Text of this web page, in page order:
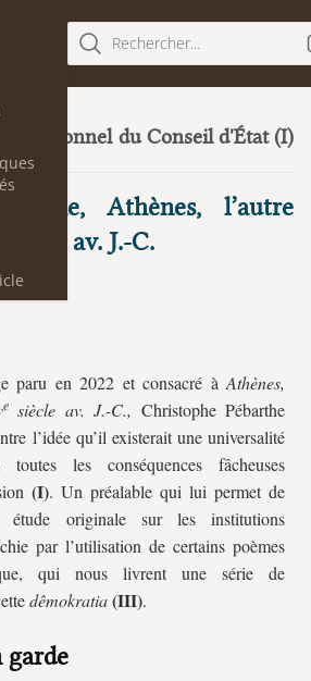
Rechercher...
du Conseil d'État (I)
Athènes, l’autre
siècle av. J.-C.
paru en 2022 et consacré à Athènes,
esiècle av. J.-C., Christophe Pébarthe
l’idée qu’il existerait une universalité
les conséquences fâcheuses
(I). Un préalable qui lui permet de
étude originale sur les institutions
par l’utilisation de certains poèmes
qui nous livrent une série de
dêmokratia(III).
garde